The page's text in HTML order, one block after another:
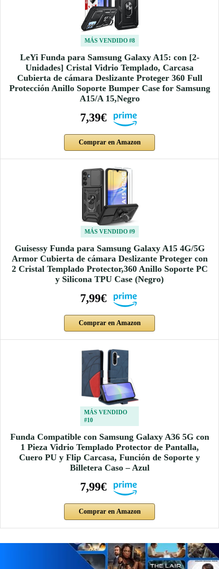
MÁS VENDIDO #8
LeYi Funda para Samsung Galaxy A15: con [2-
Unidades] Cristal Vidrio Templado, Carcasa
Cubierta de cámara Deslizante Proteger 360 Full
Protección Anillo Soporte Bumper Case for Samsung
A15/A 15,Negro
7,39€
Comprar en Amazon
MÁS VENDIDO #9
Guisessy Funda para Samsung Galaxy A15 4G/5G
Armor Cubierta de cámara Deslizante Proteger con
2 Cristal Templado Protector,360 Anillo Soporte PC
y Silicona TPU Case (Negro)
7,99€
Comprar en Amazon
MÁS VENDIDO
#10
Funda Compatible con Samsung Galaxy A36 5G con
1 Pieza Vidrio Templado Protector de Pantalla,
Cuero PU y Flip Carcasa, Función de Soporte y
Billetera Caso – Azul
7,99€
Comprar en Amazon